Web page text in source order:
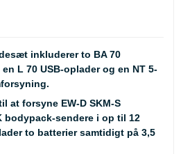
inkluderer to BA 70
L 70 USB-oplader og en NT 5-
at forsyne EW-D SKM-S
bodypack-sendere i op til 12
to batterier samtidigt på 3,5